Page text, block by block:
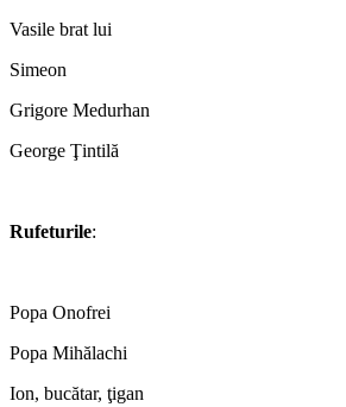
Vasile brat lui
Simeon
Grigore Medurhan
George Ţintilă
Rufeturile:
Popa Onofrei
Popa Mihălachi
Ion, bucătar, ţigan